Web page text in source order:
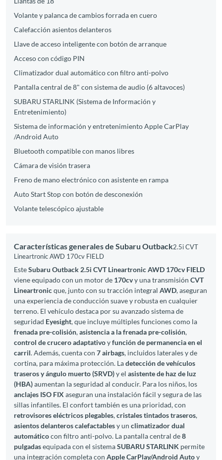
Volante y palanca de cambios forrada en cuero
Calefacción asientos delanteros
Llave de acceso inteligente con botón de arranque
Acceso con código PIN
Climatizador dual automático con filtro anti-polvo
Pantalla central de 8" con sistema de audio (6 altavoces)
SUBARU STARLINK (Sistema de Información y
Entretenimiento)
Sistema de información y entretenimiento Apple CarPlay
/Android Auto
Bluetooth compatible con manos libres
Cámara de visión trasera
Freno de mano electrónico con asistente en rampa
Auto Start Stop con botón de desconexión
Volante telescópico ajustable
Características generales de Subaru Outback2.5i CVT
Lineartronic AWD 170cv FIELD
EsteSubaru Outback 2.5i CVT Lineartronic AWD 170cv FIELD
viene equipado con un motor de 170cvy una transmisión CVT
Lineartronicque, junto con su tracción integral AWD, aseguran
una experiencia de conducción suave y robusta en cualquier
terreno. El vehículo destaca por su avanzado sistema de
seguridad Eyesight, que incluye múltiples funciones como la
frenada pre-colisión,asistencia a la frenada pre-colisión,
control de crucero adaptativoyfunción de permanencia en el
carril. Además, cuenta con 7 airbags, incluidos laterales y de
cortina, para máxima protección. Ladetección de vehículos
traseros y ángulo muerto (SRVD)y el asistente de haz de luz
(HBA)aumentan la seguridad al conducir. Para los niños, los
anclajes ISO FIX aseguran una instalación fácil y segura de las
sillas infantiles. El confort también es una prioridad, con
retrovisores eléctricos plegables,cristales tintados traseros,
asientos delanteros calefactablesy un climatizador dual
automáticocon filtro anti-polvo. La pantalla central de8
pulgadasequipada con el sistemaSUBARU STARLINK permite
una integración completa con Apple CarPlay/Android Autoy